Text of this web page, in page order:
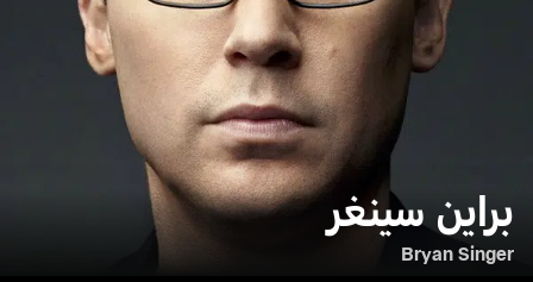
براين سينغر
Bryan Singer